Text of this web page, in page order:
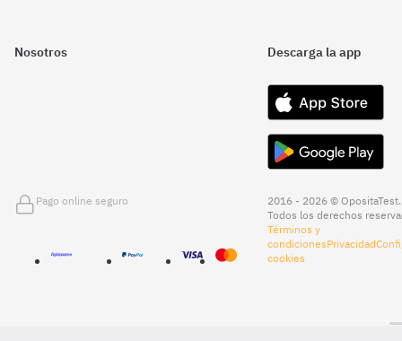
Nosotros Descarga la app
Pago online seguro
2016 - 2026 © OpositaTest.
Todos los derechos
Términos y
condicionesPrivacidad
cookies